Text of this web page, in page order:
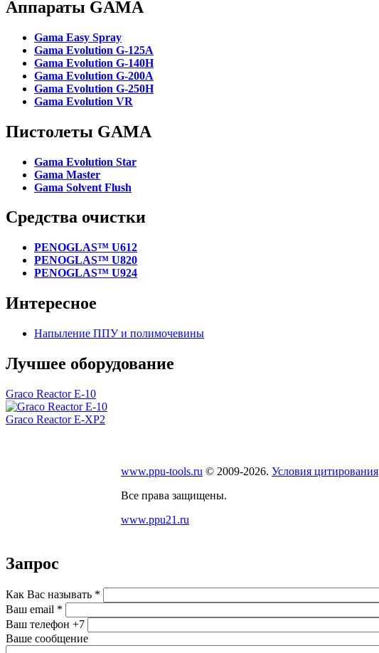
Аппараты GAMA
Gama Easy Spray
Gama Evolution G-125A
Gama Evolution G-140H
Gama Evolution G-200A
Gama Evolution G-250H
Gama Evolution VR
Пистолеты GAMA
Gama Evolution Star
Gama Master
Gama Solvent Flush
Средства очистки
PENOGLAS™ U612
PENOGLAS™ U820
PENOGLAS™ U924
Интересное
Напыление ППУ и полимочевины
Лучшее оборудование
Graco Reactor E-10
Graсo Reactor E-XP2
www.ppu-tools.ru © 2009-2026. Условия цитирования
Все права защищены.
www.ppu21.ru
Запрос
Как Вас называть *
Ваш email *
Ваш телефон +7
Ваше сообщение